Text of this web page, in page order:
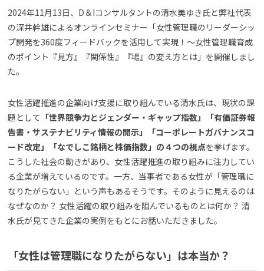
2024年11月13日、D＆Iコンサルタントの清水美ゆき氏と弊社代表
の深井幹雄によるオンラインセミナー「女性管理職のリーダーシッ
プ開発を360度フィードバックを活用して実現！〜女性管理職育成
のポイント『見方』『関係性』『場』の変え方とは」を開催しまし
た。
女性活躍推進の企業向け支援に取り組んでいる清水氏は、現状の課
題として 「世界競争力とジェンダー・ギャップ指数」「有価証券報
告書・サステナビリティ情報の開示」「コーポレートガバナンスコ
ード改定」「なでしこ銘柄と株価指数」の４つの視点を挙げます。
こうした社会の動きがあり、女性活躍推進の取り組みに注力してい
る企業が増えているのです。一方、当事者である女性が「管理職に
なりたがらない」という声もあるそうです。そのように見えるのは
なぜなのか？ 女性活躍の取り組みを阻んでいるものとは何か？ 清
水氏が見てきた企業の実例をもとにお話いただきました。
「女性は管理職になりたがらない」は本当か？